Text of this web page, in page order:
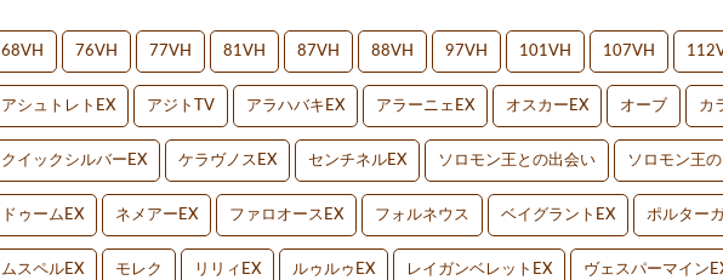
68VH 76VH 77VH 81VH 87VH 88VH 97VH 101VH 107VH
アシュトレトEX アジトTV アラハバキEX アラーニェEX オスカーEX オーブ カ
クイックシルバーEX ケラヴノスEX センチネルEX ソロモン王との出会い ソロモン王
ドゥームEX ネメアーEX ファロオースEX フォルネウス ベイグラントEX ポルター
ムスペルEX モレク リリィEX ルゥルゥEX レイガンベレットEX ヴェスパーマイン